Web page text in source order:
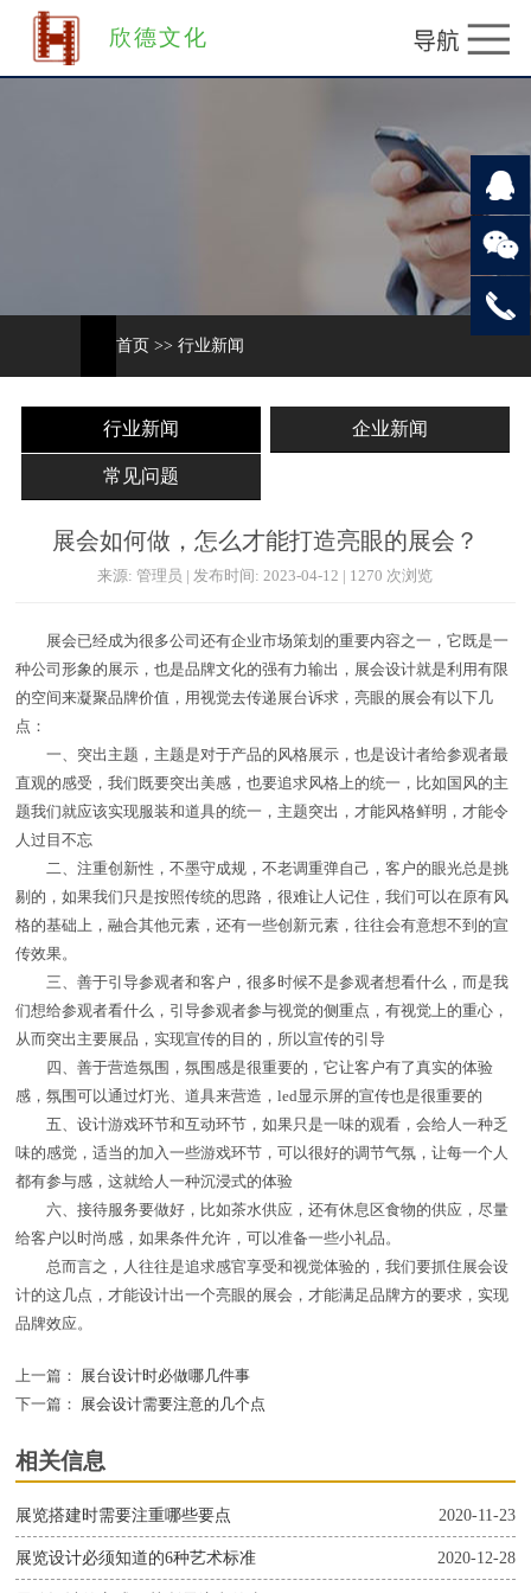
欣德文化
首页 >> 行业新闻
行业新闻 企业新闻
常见问题
展会如何做，怎么才能打造亮眼的展会？
来源: 管理员 | 发布时间: 2023-04-12 | 1270 次浏览
展会已经成为很多公司还有企业市场策划的重要内容之一，它既是一
种公司形象的展示，也是品牌文化的强有力输出，展会设计就是利用有限
的空间来凝聚品牌价值，用视觉去传递展台诉求，亮眼的展会有以下几
点：
一、突出主题，主题是对于产品的风格展示，也是设计者给参观者最
直观的感受，我们既要突出美感，也要追求风格上的统一，比如国风的主
题我们就应该实现服装和道具的统一，主题突出，才能风格鲜明，才能令
人过目不忘
二、注重创新性，不墨守成规，不老调重弹自己，客户的眼光总是挑
剔的，如果我们只是按照传统的思路，很难让人记住，我们可以在原有风
格的基础上，融合其他元素，还有一些创新元素，往往会有意想不到的宣
传效果。
三、善于引导参观者和客户，很多时候不是参观者想看什么，而是我
们想给参观者看什么，引导参观者参与视觉的侧重点，有视觉上的重心，
从而突出主要展品，实现宣传的目的，所以宣传的引导
四、善于营造氛围，氛围感是很重要的，它让客户有了真实的体验
感，氛围可以通过灯光、道具来营造，led显示屏的宣传也是很重要的
五、设计游戏环节和互动环节，如果只是一味的观看，会给人一种乏
味的感觉，适当的加入一些游戏环节，可以很好的调节气氛，让每一个人
都有参与感，这就给人一种沉浸式的体验
六、接待服务要做好，比如茶水供应，还有休息区食物的供应，尽量
给客户以时尚感，如果条件允许，可以准备一些小礼品。
总而言之，人往往是追求感官享受和视觉体验的，我们要抓住展会设
计的这几点，才能设计出一个亮眼的展会，才能满足品牌方的要求，实现
品牌效应。
上一篇：
展台设计时必做哪几件事
下一篇：
展会设计需要注意的几个点
相关信息
2020-11-23
展览搭建时需要注重哪些要点
2020-12-28
展览设计必须知道的6种艺术标准